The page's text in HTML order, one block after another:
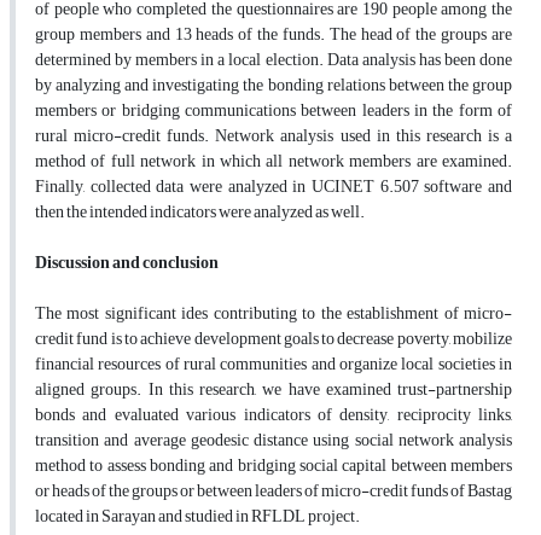
of people who completed the questionnaires are 190 people among the
group members and 13 heads of the funds. The head of the groups are
determined by members in a local election. Data analysis has been done
by analyzing and investigating the bonding relations between the group
members or bridging communications between leaders in the form of
rural micro-credit funds. Network analysis used in this research is a
method of full network in which all network members are examined.
Finally, collected data were analyzed in UCINET 6.507 software and
then the intended indicators were analyzed as well.
Discussion and conclusion
The most significant ides contributing to the establishment of micro-
credit fund is to achieve development goals to decrease poverty, mobilize
financial resources of rural communities and organize local societies in
aligned groups. In this research, we have examined trust-partnership
bonds and evaluated various indicators of density, reciprocity links,
transition and average geodesic distance using social network analysis
method to assess bonding and bridging social capital between members
or heads of the groups or between leaders of micro-credit funds of Bastag
located in Sarayan and studied in RFLDL project.